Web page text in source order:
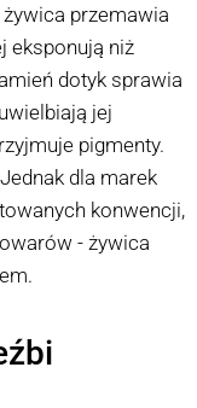
przemawia
eksponują niż
dotyk sprawia
jej
pigmenty.
dla marek
konwencji,
- żywica